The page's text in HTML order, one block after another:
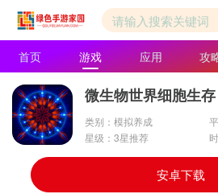
首页 游戏 应用 攻
微生物世界细胞生
类别：模拟养成
星级：3星推荐
安卓下载